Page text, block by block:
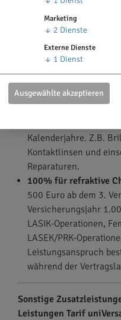
(Schüßler-Salze),
Chinesische Medizin
Brillen-Leistungen
Leistungen Tarif
Kalenderjahre. Z.B.
Kontaktlinsen und
Reparaturen.
100% für refraktive
500 Euro ab dem 3.
Versicherungsjahr
LASIK-Operationen,
LASEK/PRK-
Leistungsanspruch
während der
Sonstige
Leistungen Tarif
Marketing
↓ 2 Dienste
Externe Dienste
↓ 1 Dienst
Ausgewählte akzeptieren